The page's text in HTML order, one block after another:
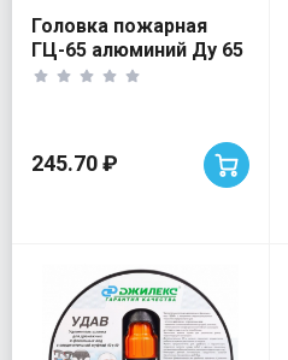
Головка пожарная
ГЦ-65 алюминий Ду 65
цапковая
245.70 ₽